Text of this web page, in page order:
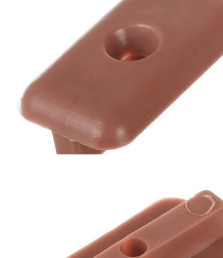
Клипса монтажная пластиковая Corsa Deco используется для
крепления террасной доски из ДПК на лагах при укладке
покрытия в местах, где возможно частый контакт крепежа с
водой. Для крепления используются саморезы 30х4 мм.,